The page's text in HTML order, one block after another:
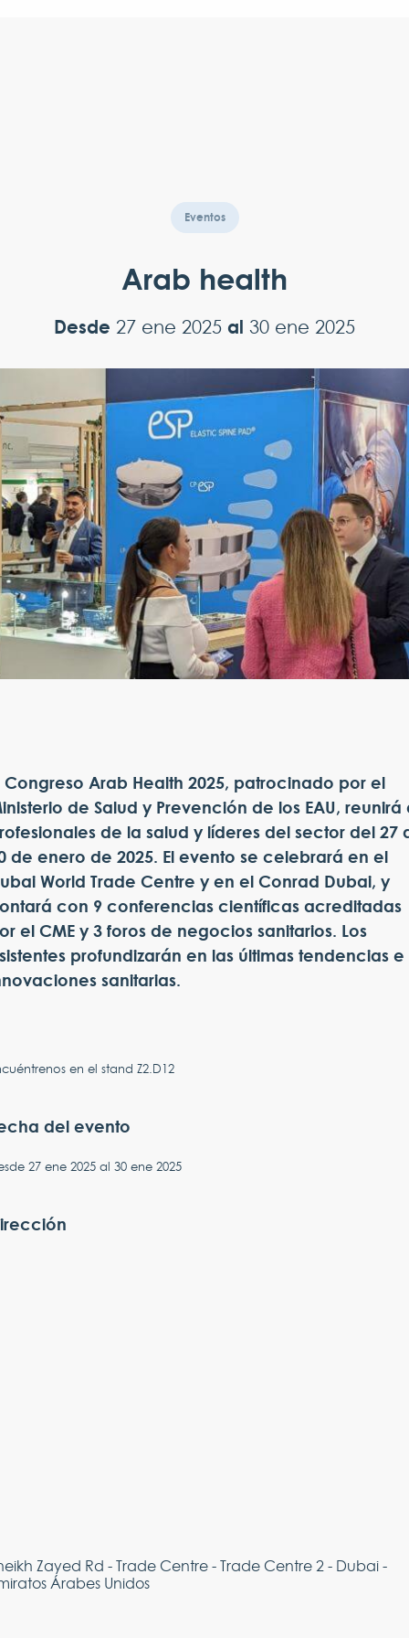
Eventos
Arab health
Desde 27 ene 2025 al 30 ene 2025
Congreso Arab Health 2025, patrocinado por el
de Salud y Prevención de los EAU, reunirá
de la salud y líderes del sector del 27
de enero de 2025. El evento se celebrará en el
World Trade Centre y en el Conrad Dubai, y
con 9 conferencias científicas acreditadas
el CME y 3 foros de negocios sanitarios. Los
profundizarán en las últimas tendencias e
sanitarias.
en el stand Z2.D12
del evento
27 ene 2025al 30 ene 2025
Zayed Rd - Trade Centre - Trade Centre 2 - Dubai -
Árabes Unidos